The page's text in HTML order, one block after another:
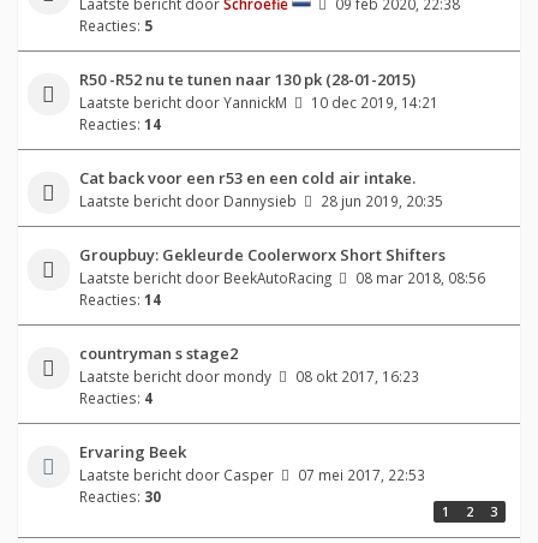
Reacties: 5
R50 -R52 nu te tunen naar 130 pk (28-01-2015)
Laatste bericht doorYannickM
10 dec 2019, 14:21
Reacties: 14
Cat back voor een r53 en een cold air intake.
Laatste bericht door Dannysieb 28 jun 2019, 20:35
Groupbuy: Gekleurde Coolerworx Short Shifters
Laatste bericht door BeekAutoRacing
08 mar 2018, 08:56
Reacties: 14
countryman s stage2
Laatste bericht door mondy
08 okt 2017, 16:23
Reacties: 4
Ervaring Beek
Laatste bericht door Casper
07 mei 2017, 22:53
Reacties: 30
1 2 3